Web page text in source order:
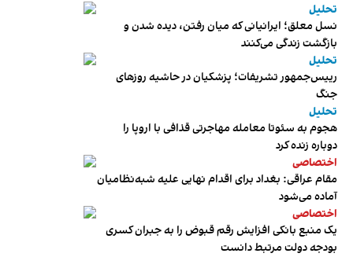
تحلیل
نسل معلق؛ ایرانیانی که میان رفتن، دیده شدن و
بازگشت زندگی می‌کنند
تحلیل
رییس‌جمهور تشریفات؛ پزشکیان در حاشیه روزهای
جنگ
تحلیل
هجوم به سئوتا معامله مهاجرتی قذافی با اروپا را
دوباره زنده کرد
اختصاصی
مقام عراقی: بغداد برای اقدام نهایی علیه شبه‌نظامیان
آماده می‌شود
اختصاصی
یک منبع بانکی افزایش رقم قبوض را به جبران کسری
بودجه دولت مرتبط دانست